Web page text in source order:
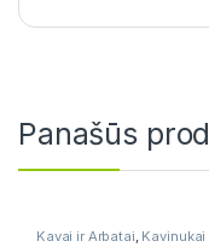
Panašūs
Kavai ir Arbatai, Kavinukai